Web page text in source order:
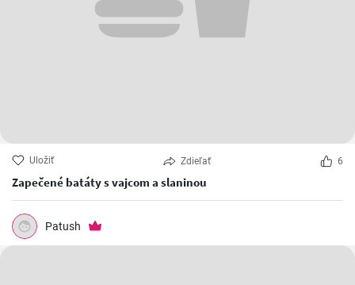
Uložiť Zdieľať 6
Zapečené batáty s vajcom a slaninou
Patush